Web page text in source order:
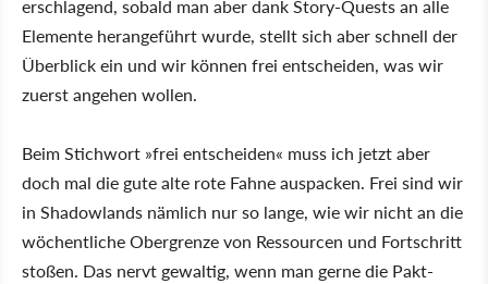
erschlagend, sobald man aber dank Story-Quests an alle
Elemente herangeführt wurde, stellt sich aber schnell der
Überblick ein und wir können frei entscheiden, was wir
zuerst angehen wollen.
Beim Stichwort »frei entscheiden« muss ich jetzt aber
doch mal die gute alte rote Fahne auspacken. Frei sind wir
in Shadowlands nämlich nur so lange, wie wir nicht an die
wöchentliche Obergrenze von Ressourcen und Fortschritt
stoßen. Das nervt gewaltig, wenn man gerne die Pakt-